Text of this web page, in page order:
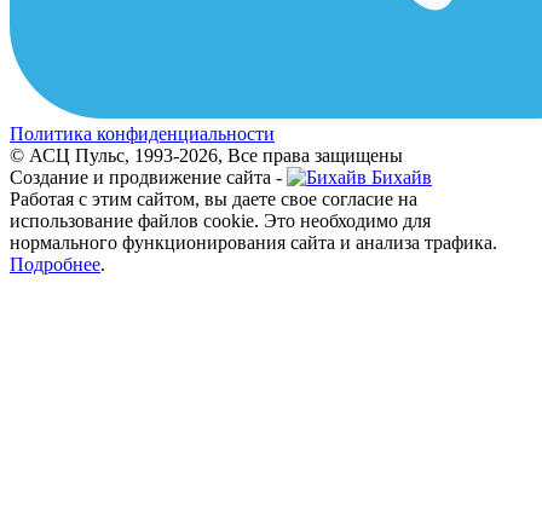
Политика конфиденциальности
© АСЦ Пульс, 1993-2026, Все права защищены
Создание и продвижение сайта -
Бихайв
Работая с этим сайтом, вы даете свое согласие на
использование файлов cookie. Это необходимо для
нормального функционирования сайта и анализа трафика.
Подробнее.